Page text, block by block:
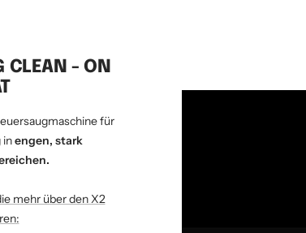
CLEAN - ON
für
inengen, stark
mehr über den X2
IVEDOR